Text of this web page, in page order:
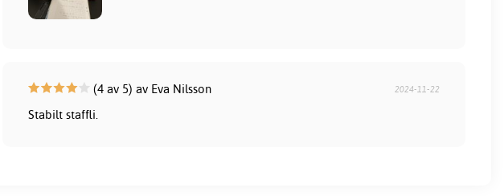
(4 av 5) av Eva Nilsson 2024-11-22
Stabilt staffli.